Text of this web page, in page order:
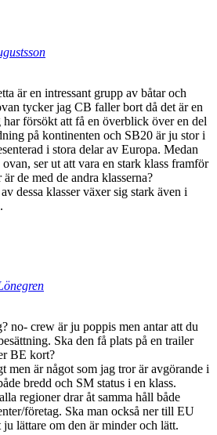
är en intressant grupp av båtar och
tycker jag CB faller bort då det är en
har försökt att få en överblick över en del
på kontinenten och SB20 är ju stor i
i stora delar av Europa. Medan
ser ut att vara en stark klass framför
de med de andra klasserna?
dessa klasser växer sig stark även i
no- crew är ju poppis men antar att du
Ska den få plats på en trailer
BE kort?
men är något som jag tror är avgörande i
bredd och SM status i en klass.
regioner drar åt samma håll både
företag. Ska man också ner till EU
ju lättare om den är minder och lätt.